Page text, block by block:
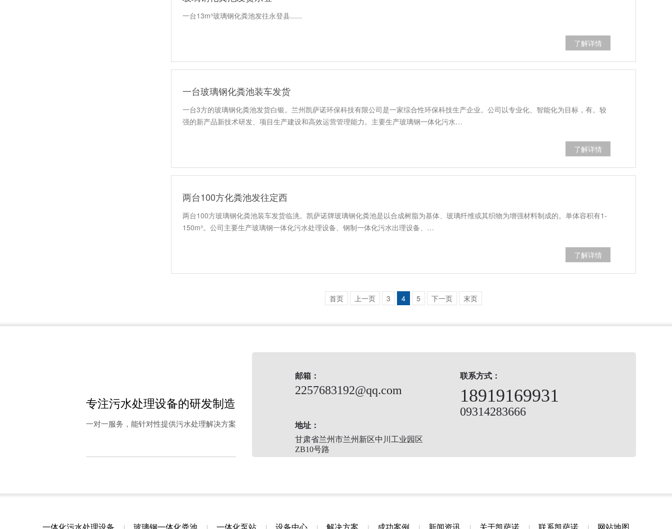
一台13m³玻璃钢化粪池发往永登县......
了解详情
一台玻璃钢化粪池装车发货
一台3方的玻璃钢化粪池发货白银。兰州凯萨诺环保科技有限公司是一家综合性环保科技生产企业。公司以专业化、智能化为目标，有。较
强的新产品新技术研发、项目生产建设和高效运营管理能力。主要生产玻璃钢一体化污水…
了解详情
两台100方化粪池发往定西
两台100方玻璃钢化粪池装车发货临洮。凯萨诺牌玻璃钢化粪池是以合成树脂为基体、玻璃纤维或其织物为增强材料制成的。单体容积有1-
150m³。公司主要生产玻璃钢一体化污水处理设备、钢制一体化污水出理设备、…
了解详情
首页 上一页 3 4 5 下一页 末页
专注污水处理设备的研发制造
一对一服务，能针对性提供污水处理解决方案
邮箱：
2257683192@qq.com
联系方式：
18919169931
09314283666
地址：
甘肃省兰州市兰州新区中川工业园区
ZB10号路